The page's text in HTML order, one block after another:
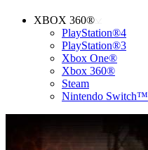
XBOX 360®
PlayStation®4
PlayStation®3
Xbox One®
Xbox 360®
Steam
Nintendo Switch™